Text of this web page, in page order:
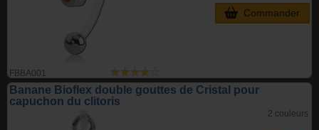
FBBA001
Commander
Banane Bioflex double gouttes de Cristal pour
capuchon du clitoris
2 couleurs